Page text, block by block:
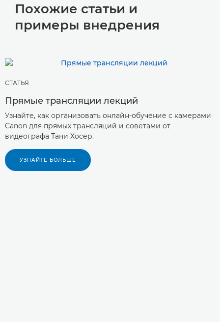
Похожие статьи и
примеры внедрения
СТАТЬЯ
Прямые трансляции лекций
Узнайте, как организовать онлайн-обучение с камерами
Canon для прямых трансляций и советами от
видеографа Тани Хосер.
УЗНАЙТЕ БОЛЬШЕ